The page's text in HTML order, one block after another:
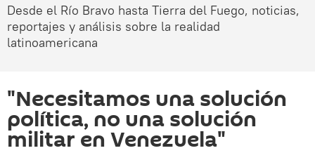
Desde el Río Bravo hasta Tierra del Fuego, noticias,
reportajes y análisis sobre la realidad
latinoamericana
"Necesitamos una solución
política, no una solución
militar en Venezuela"